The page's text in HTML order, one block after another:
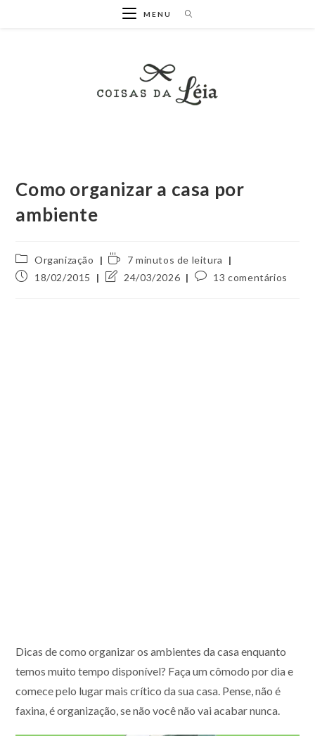
MENU
Como organizar a casa por
ambiente
Categoria
do
post:
Organização
Tempo
de
leitura:
7 minutos de leitura
Post18/02/2015
Última24/03/2026
Comentários
13 comentários
Dicas de como organizar os ambientes da casa enquanto
temos muito tempo disponível? Faça um cômodo por dia e
comece pelo lugar mais crítico da sua casa. Pense, não é
faxina, é organização, se não você não vai acabar nunca.